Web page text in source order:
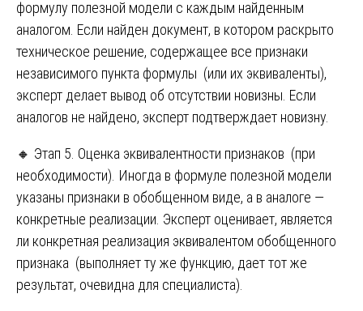
формулу полезной модели с каждым найденным
аналогом. Если найден документ, в котором раскрыто
техническое решение, содержащее все признаки
независимого пункта формулы (или их эквиваленты),
эксперт делает вывод об отсутствии новизны. Если
аналогов не найдено, эксперт подтверждает новизну.
🔸 Этап 5. Оценка эквивалентности признаков (при
необходимости). Иногда в формуле полезной модели
указаны признаки в обобщенном виде, а в аналоге —
конкретные реализации. Эксперт оценивает, является
ли конкретная реализация эквивалентом обобщенного
признака (выполняет ту же функцию, дает тот же
результат, очевидна для специалиста).